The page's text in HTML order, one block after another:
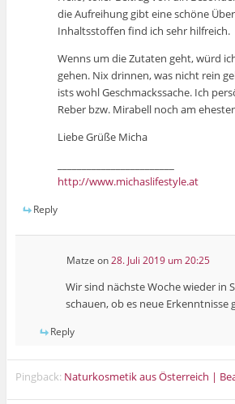
die Aufreihung gibt eine schöne
Inhaltsstoffen find ich sehr hilfreich.
Wenns um die Zutaten geht, würd
gehen. Nix drinnen, was nicht rein
ists wohl Geschmackssache. Ich
Reber bzw. Mirabell noch am
Liebe Grüße Micha
http://www.michaslifestyle.at
Reply
Matze on28. Juli 2019 um 20:25
Wir sind nächste Woche wieder in
schauen, ob es neue Erkenntnisse
Reply
Pingback: Naturkosmetik aus Österreich |